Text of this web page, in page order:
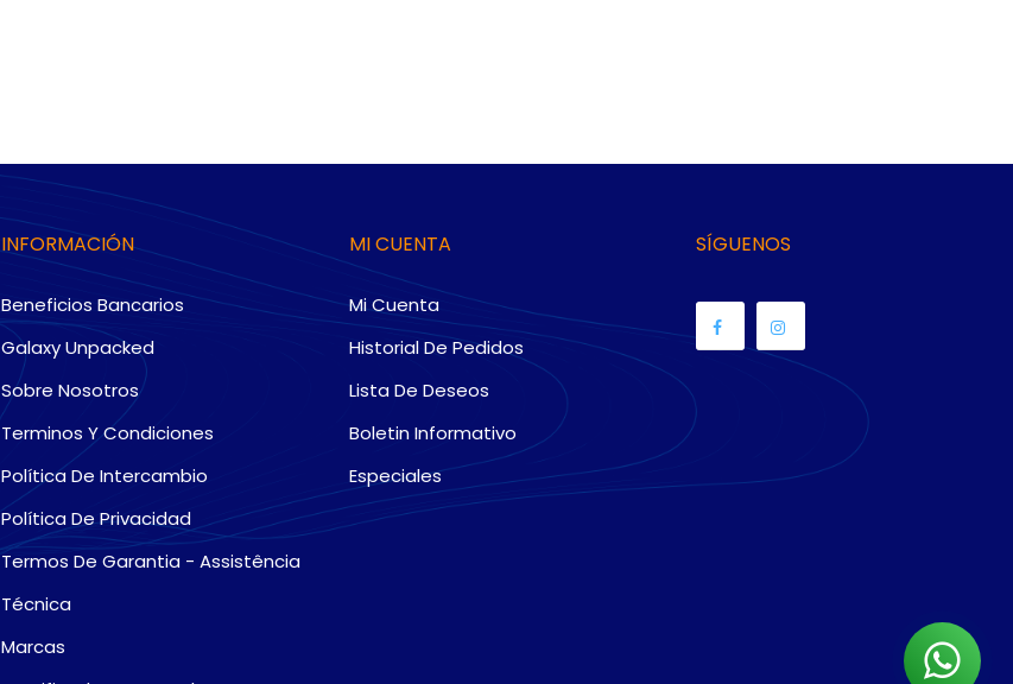
INFORMACIÓN
Beneficios Bancarios
Galaxy Unpacked
Sobre Nosotros
Terminos Y Condiciones
Política De Intercambio
Política De Privacidad
Termos De Garantia - Assistência
Técnica
Marcas
MI CUENTA
Mi Cuenta
Historial De Pedidos
Lista De Deseos
Boletin Informativo
Especiales
SÍGUENOS